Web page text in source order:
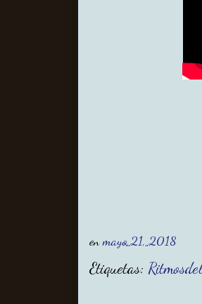
enmayo 21, 2018
Etiquetas: